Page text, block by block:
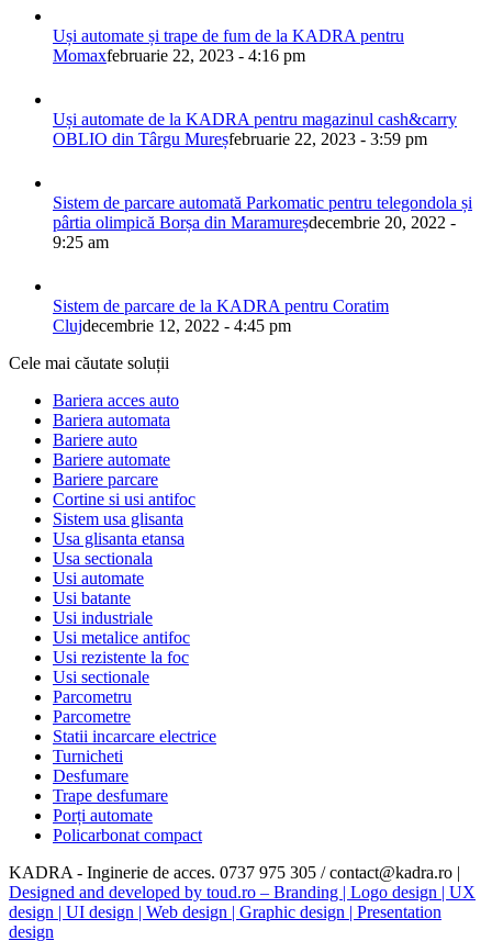
Uși automate și trape de fum de la KADRA pentru
Momaxfebruarie 22, 2023 - 4:16 pm
Uși automate de la KADRA pentru magazinul cash&carry
OBLIO din Târgu Mureșfebruarie 22, 2023 - 3:59 pm
Sistem de parcare automată Parkomatic pentru telegondola și
pârtia olimpică Borșa din Maramureșdecembrie 20, 2022 -
9:25 am
Sistem de parcare de la KADRA pentru Coratim
Clujdecembrie 12, 2022 - 4:45 pm
Cele mai căutate soluții
Bariera acces auto
Bariera automata
Bariere auto
Bariere automate
Bariere parcare
Cortine si usi antifoc
Sistem usa glisanta
Usa glisanta etansa
Usa sectionala
Usi automate
Usi batante
Usi industriale
Usi metalice antifoc
Usi rezistente la foc
Usi sectionale
Parcometru
Parcometre
Statii incarcare electrice
Turnicheti
Desfumare
Trape desfumare
Porți automate
Policarbonat compact
KADRA - Inginerie de acces. 0737 975 305 / contact@kadra.ro |
Designed and developed by toud.ro – Branding | Logo design | UX
design | UI design | Web design | Graphic design | Presentation
design